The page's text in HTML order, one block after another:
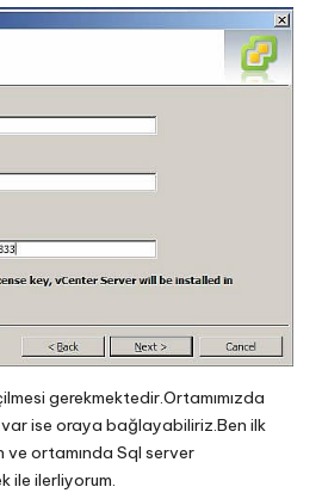
gerekmektedir.Ortamımızda
ise oraya bağlayabiliriz.Ben ilk
ve ortamında Sql server
ile ilerliyorum.